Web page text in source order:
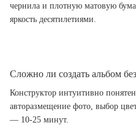
чернила и плотную матовую
яркость десятилетиями.
Сложно ли создать альбом
Конструктор интуитивно
авторазмещение фото, выбор
— 10-25 минут.